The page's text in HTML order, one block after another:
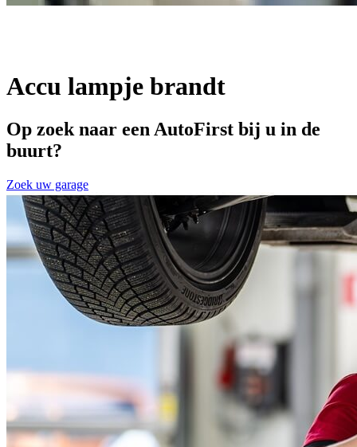
Accu lampje brandt
Op zoek naar een AutoFirst bij u in de
buurt?
Zoek uw garage